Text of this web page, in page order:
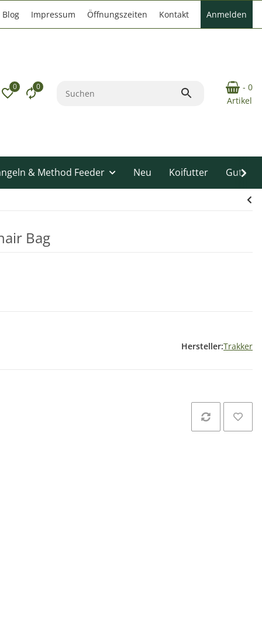
Blog Impressum Öffnungszeiten Kontakt Anmelden
0 0
- 0
Artikel
& Method Feeder Neu Koifutter
Bag
Hersteller:Trakker